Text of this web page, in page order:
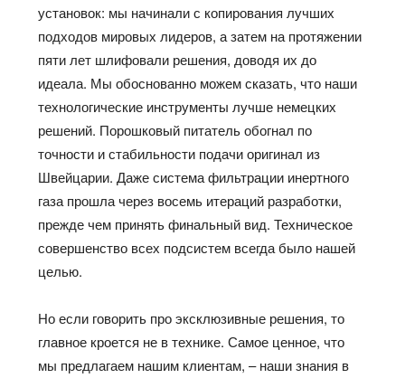
установок: мы начинали с копирования лучших
подходов мировых лидеров, а затем на протяжении
пяти лет шлифовали решения, доводя их до
идеала. Мы обоснованно можем сказать, что наши
технологические инструменты лучше немецких
решений. Порошковый питатель обогнал по
точности и стабильности подачи оригинал из
Швейцарии. Даже система фильтрации инертного
газа прошла через восемь итераций разработки,
прежде чем принять финальный вид. Техническое
совершенство всех подсистем всегда было нашей
целью.
Но если говорить про эксклюзивные решения, то
главное кроется не в технике. Самое ценное, что
мы предлагаем нашим клиентам, – наши знания в